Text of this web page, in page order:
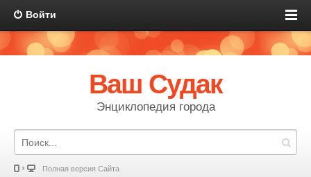
Войти
Ваш Судак
Энциклопедия города
Полная версия Сайта